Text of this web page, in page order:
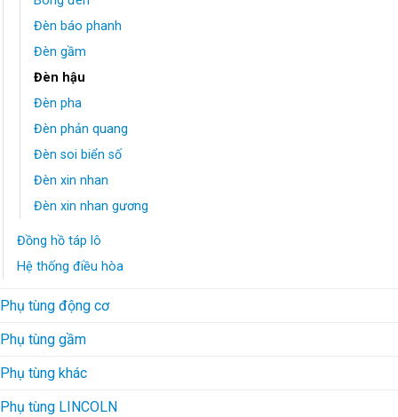
Đèn báo phanh
Đèn gầm
Đèn hậu
Đèn pha
Đèn phản quang
Đèn soi biển số
Đèn xin nhan
Đèn xin nhan gương
Đồng hồ táp lô
Hệ thống điều hòa
Phụ tùng động cơ
Phụ tùng gầm
Phụ tùng khác
Phụ tùng LINCOLN